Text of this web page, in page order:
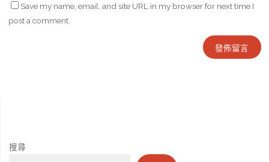
Save my name, email, and site URL in my browser for next time I
post a comment.
搜尋